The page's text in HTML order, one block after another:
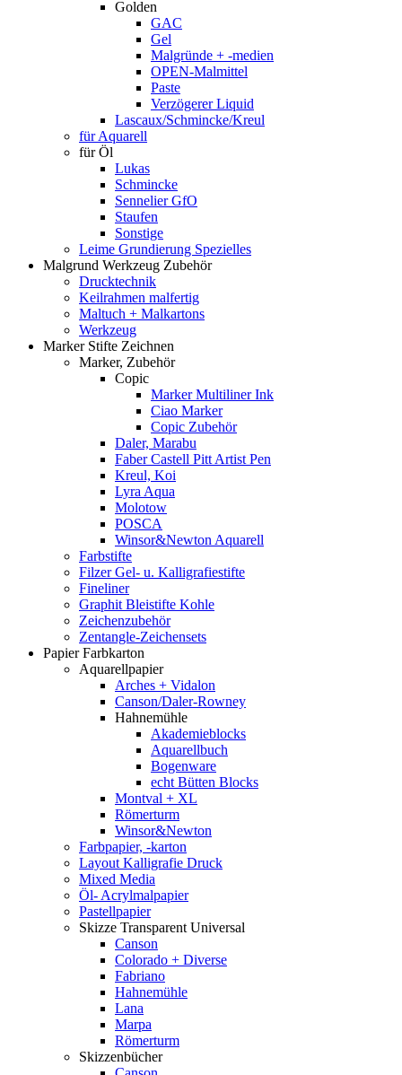
Golden
GAC
Gel
Malgründe + -medien
OPEN-Malmittel
Paste
Verzögerer Liquid
Lascaux/Schmincke/Kreul
für Aquarell
für Öl
Lukas
Schmincke
Sennelier GfO
Staufen
Sonstige
Leime Grundierung Spezielles
Malgrund Werkzeug Zubehör
Drucktechnik
Keilrahmen malfertig
Maltuch + Malkartons
Werkzeug
Marker Stifte Zeichnen
Marker, Zubehör
Copic
Marker Multiliner Ink
Ciao Marker
Copic Zubehör
Daler, Marabu
Faber Castell Pitt Artist Pen
Kreul, Koi
Lyra Aqua
Molotow
POSCA
Winsor&Newton Aquarell
Farbstifte
Filzer Gel- u. Kalligrafiestifte
Fineliner
Graphit Bleistifte Kohle
Zeichenzubehör
Zentangle-Zeichensets
Papier Farbkarton
Aquarellpapier
Arches + Vidalon
Canson/Daler-Rowney
Hahnemühle
Akademieblocks
Aquarellbuch
Bogenware
echt Bütten Blocks
Montval + XL
Römerturm
Winsor&Newton
Farbpapier, -karton
Layout Kalligrafie Druck
Mixed Media
Öl- Acrylmalpapier
Pastellpapier
Skizze Transparent Universal
Canson
Colorado + Diverse
Fabriano
Hahnemühle
Lana
Marpa
Römerturm
Skizzenbücher